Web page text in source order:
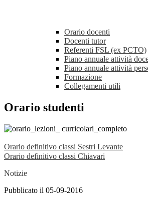
Orario docenti
Docenti tutor
Referenti FSL (ex PCTO)
Piano annuale attività
Piano annuale attività
Formazione
Collegamenti utili
Orario studenti
Orario definitivo classi Sestri Levante
Orario definitivo classi Chiavari
Notizie
Pubblicato il 05-09-2016